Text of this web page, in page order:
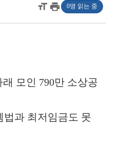
format_sizeprint 0명 읽는 중
래 모인 790만 소상공
법과 최저임금도 못